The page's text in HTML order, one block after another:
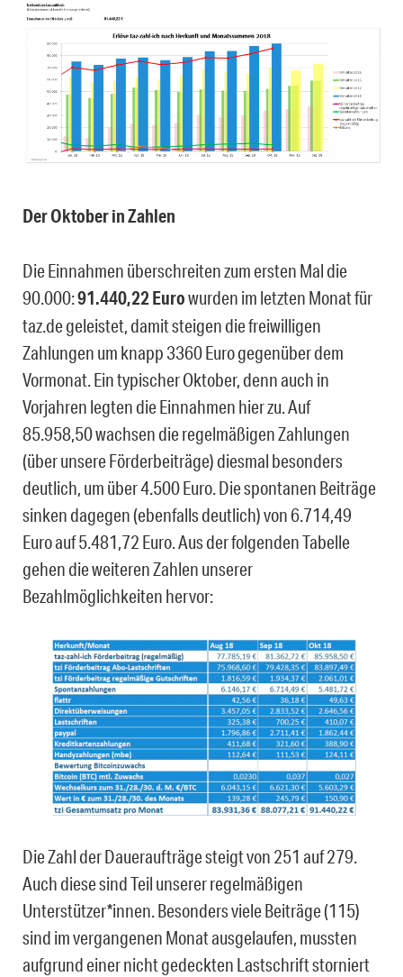
Der Oktober in Zahlen
Die Einnahmen überschreiten zum ersten Mal die
90.000:91.440,22 Eurowurden im letzten Monat für
taz.de geleistet, damit steigen die freiwilligen
Zahlungen um knapp 3360 Euro gegenüber dem
Vormonat. Ein typischer Oktober, denn auch in
Vorjahren legten die Einnahmen hier zu. Auf
85.958,50 wachsen die regelmäßigen Zahlungen
(über unsere Förderbeiträge) diesmal besonders
deutlich, um über 4.500 Euro. Die spontanen Beiträge
sinken dagegen (ebenfalls deutlich) von 6.714,49
Euro auf 5.481,72 Euro. Aus der folgenden Tabelle
gehen die weiteren Zahlen unserer
Bezahlmöglichkeiten hervor:
Die Zahl der Daueraufträge steigt von 251 auf 279.
Auch diese sind Teil unserer regelmäßigen
Unterstützer*innen. Besonders viele Beiträge (115)
sind im vergangenen Monat ausgelaufen, mussten
aufgrund einer nicht gedeckten Lastschrift storniert